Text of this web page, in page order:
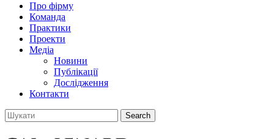
Про фірму
Команда
Практики
Проекти
Медіа
Новини
Публікації
Дослідження
Контакти